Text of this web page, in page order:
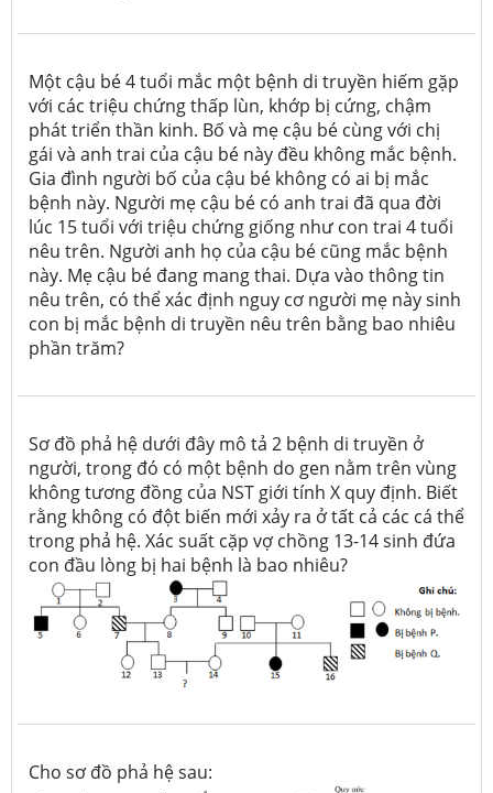
Một cậu bé 4 tuổi mắc một bệnh di truyền hiếm gặp
với các triệu chứng thấp lùn, khớp bị cứng, chậm
phát triển thần kinh. Bố và mẹ cậu bé cùng với chị
gái và anh trai của cậu bé này đều không mắc bệnh.
Gia đình người bố của cậu bé không có ai bị mắc
bệnh này. Người mẹ cậu bé có anh trai đã qua đời
lúc 15 tuổi với triệu chứng giống như con trai 4 tuổi
nêu trên. Người anh họ của cậu bé cũng mắc bệnh
này. Mẹ cậu bé đang mang thai. Dựa vào thông tin
nêu trên, có thể xác định nguy cơ người mẹ này sinh
con bị mắc bệnh di truyền nêu trên bằng bao nhiêu
phần trăm?
Sơ đồ phả hệ dưới đây mô tả 2 bệnh di truyền ở
người, trong đó có một bệnh do gen nằm trên vùng
không tương đồng của NST giới tính X quy định. Biết
rằng không có đột biến mới xảy ra ở tất cả các cá thể
trong phả hệ. Xác suất cặp vợ chồng 13-14 sinh đứa
con đầu lòng bị hai bệnh là bao nhiêu?
Cho sơ đồ phả hệ sau: